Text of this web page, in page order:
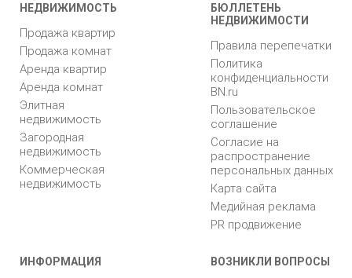
НЕДВИЖИМОСТЬ
Продажа квартир
Продажа комнат
Аренда квартир
Аренда комнат
Элитная
недвижимость
Загородная
недвижимость
Коммерческая
недвижимость
БЮЛЛЕТЕНЬ
НЕДВИЖИМОСТИ
Правила перепечатки
Политика
конфиденциальности
BN.ru
Пользовательское
соглашение
Согласие на
распространение
персональных данных
Карта сайта
Медийная реклама
PR продвижение
ИНФОРМАЦИЯ ВОЗНИКЛИ ВОПРОСЫ